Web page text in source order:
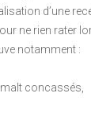
d’une
ne rien rater
notamment :
concassés,